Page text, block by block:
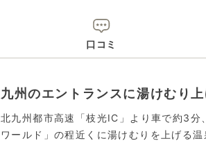
口コミ
九州のエントランスに湯けむり
北九州都市高速「枝光IC」より車で約3分
ワールド」の程近くに湯けむりを上げる